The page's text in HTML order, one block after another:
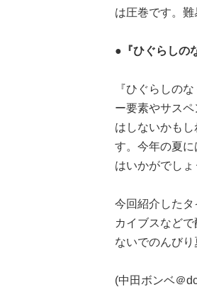
は圧巻です。
●『ひぐらしの
『ひぐらしの
ー要素やサス
はしないかも
す。今年の夏
はいかがでしょ
今回紹介した
カイブスなど
ないでのんび
(中田ボンベ＠